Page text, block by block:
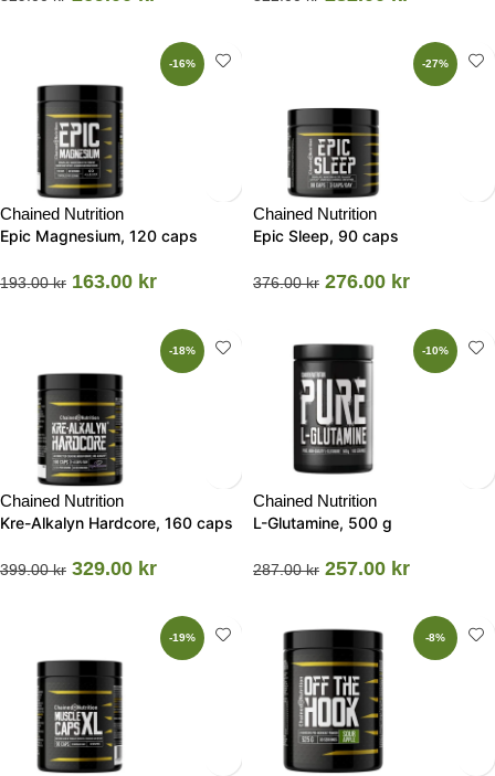
-16%
Chained Nutrition
Epic Magnesium, 120 caps
193.00kr 163.00 kr
-27%
Chained Nutrition
Epic Sleep, 90 caps
376.00kr 276.00 kr
-18%
Chained Nutrition
Kre-Alkalyn Hardcore, 160 caps
399.00kr 329.00 kr
-10%
Chained Nutrition
L-Glutamine, 500 g
287.00kr 257.00 kr
-19% -8%